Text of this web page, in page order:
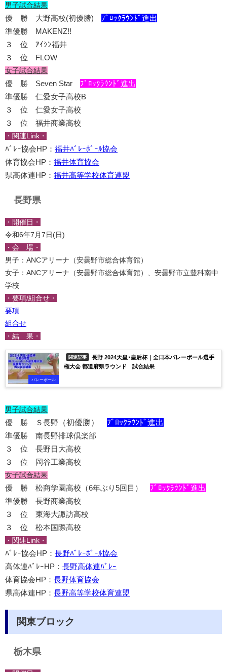
男子試合結果
優 勝 大野高校(初優勝) ﾌﾞﾛｯｸﾗｳﾝﾄﾞ進出
準優勝 MAKENZ!!
３ 位 ｱｲｼﾝ福井
３ 位 FLOW
女子試合結果
優 勝 Seven Star ﾌﾞﾛｯｸﾗｳﾝﾄﾞ進出
準優勝 仁愛女子高校B
３ 位 仁愛女子高校
３ 位 福井商業高校
・関連Link・
ﾊﾞﾚｰ協会HP： 福井ﾊﾞﾚｰﾎﾞｰﾙ協会
体育協会HP： 福井体育協会
県高体連HP： 福井高等学校体育連盟
長野県
・開催日・
令和6年7月7日(日)
・会 場・
男子：ANCアリーナ（安曇野市総合体育館）
女子：ANCアリーナ（安曇野市総合体育館）、安曇野市立豊科南中
学校
・要項/組合せ・
要項
組合せ
・結 果・
バレーボール
関連記事
長野 2024天皇･皇后杯｜全日本バレーボール選手
権大会 都道府県ラウンド 試合結果
男子試合結果
優 勝 Ｓ長野 （初優勝） ﾌﾞﾛｯｸﾗｳﾝﾄﾞ進出
準優勝 南長野排球倶楽部
３ 位 長野日大高校
３ 位 岡谷工業高校
女子試合結果
優 勝 松商学園高校（6年ぶり5回目） ﾌﾞﾛｯｸﾗｳﾝﾄﾞ進出
準優勝 長野商業高校
３ 位 東海大諏訪高校
３ 位 松本国際高校
・関連Link・
ﾊﾞﾚｰ協会HP： 長野ﾊﾞﾚｰﾎﾞｰﾙ協会
高体連ﾊﾞﾚｰHP： 長野高体連ﾊﾞﾚｰ
体育協会HP： 長野体育協会
県高体連HP： 長野高等学校体育連盟
関東ブロック
栃木県